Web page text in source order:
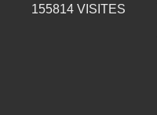
155814 VISITES